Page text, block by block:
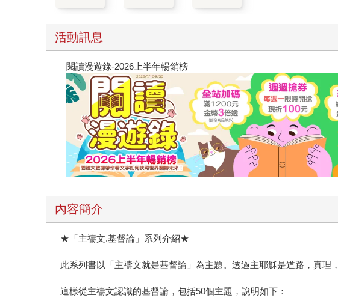
活動訊息
閱讀漫遊錄-2026上半年暢銷榜
內容簡介
★「主禱文.基督論」系列介紹★
此系列書以「主禱文就是基督論」為主題。透過主耶穌是道路，真理
這樣從主禱文認識的基督論，包括50個主題，說明如下：